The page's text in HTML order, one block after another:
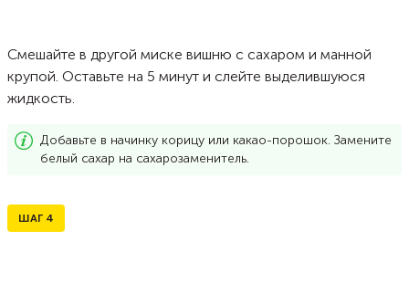
Смешайте в другой миске вишню с сахаром и манной
крупой. Оставьте на 5 минут и слейте выделившуюся
жидкость.
Добавьте в начинку корицу или какао-порошок. Замените
белый сахар на сахарозаменитель.
ШАГ 4